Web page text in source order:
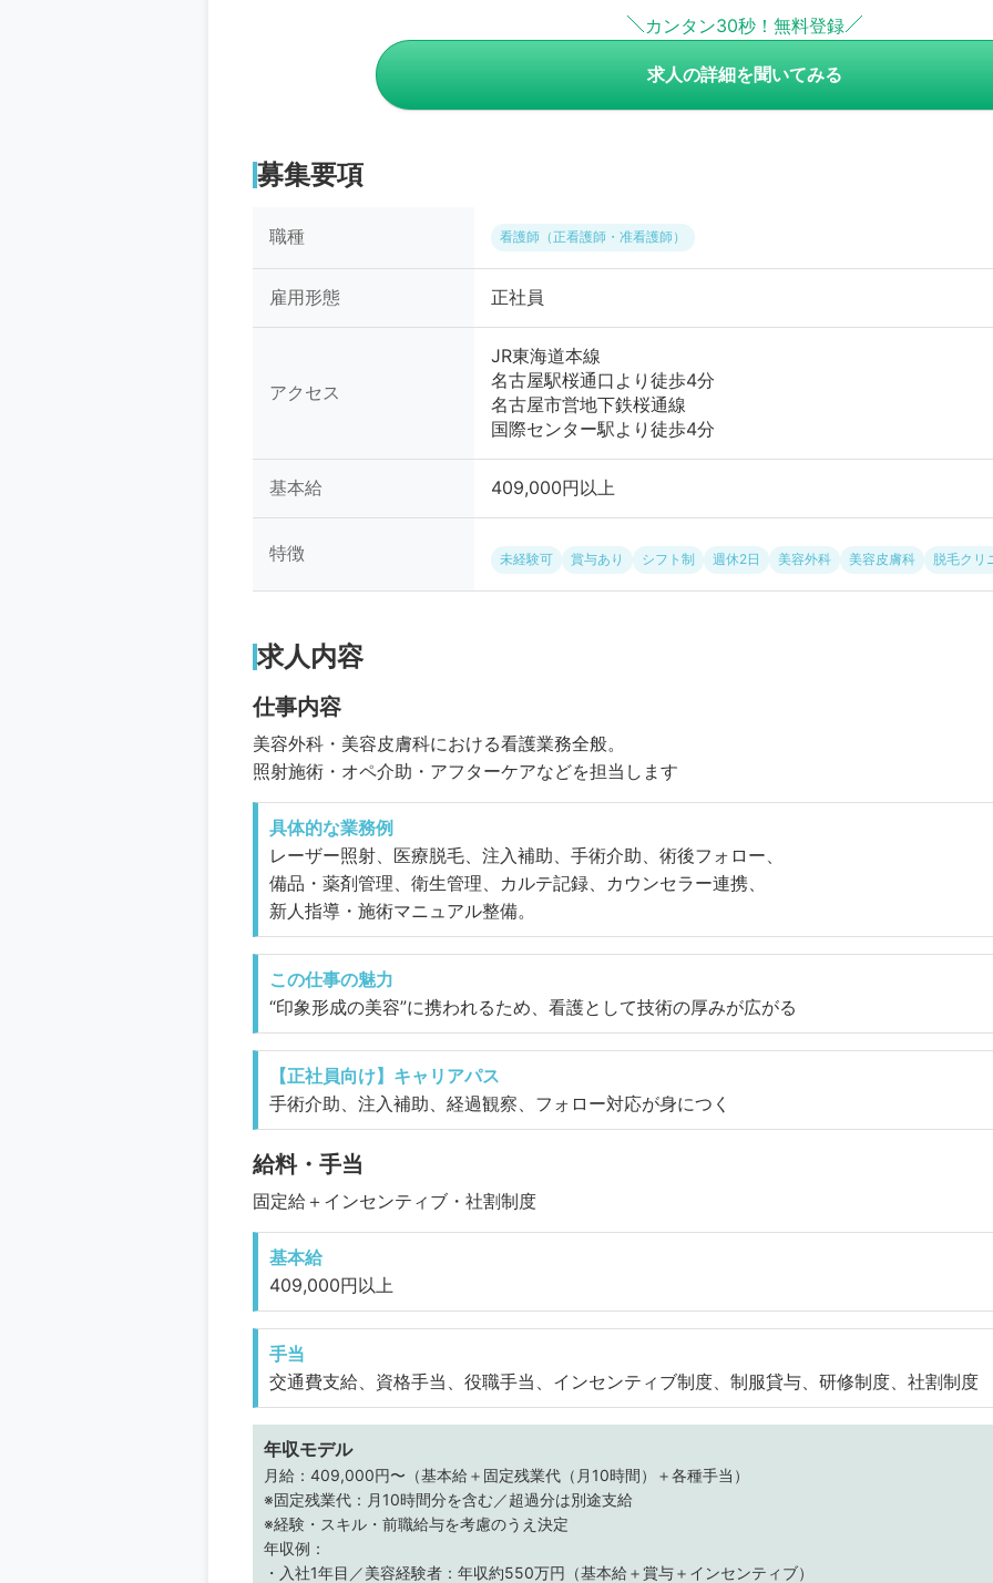
カンタン30秒！無料登録
求人の詳細を聞いてみる
募集要項
職種 看護師（正看護師・准看護師）
雇用形態 正社員
アクセス
JR東海道本線
名古屋駅桜通口より徒歩4分
名古屋市営地下鉄桜通線
国際センター駅より徒歩4分
基本給 409,000円以上
特徴 未経験可 賞与あり シフト制 週休2日 美容外科 美容皮膚科 脱毛クリ
求人内容
仕事内容
美容外科・美容皮膚科における看護業務全般。
照射施術・オペ介助・アフターケアなどを担当します
具体的な業務例
レーザー照射、医療脱毛、注入補助、手術介助、術後フォロー、
備品・薬剤管理、衛生管理、カルテ記録、カウンセラー連携、
新人指導・施術マニュアル整備。
この仕事の魅力
“印象形成の美容”に携われるため、看護として技術の厚みが広がる
【正社員向け】キャリアパス
手術介助、注入補助、経過観察、フォロー対応が身につく
給料・手当
固定給＋インセンティブ・社割制度
基本給
409,000円以上
手当
交通費支給、資格手当、役職手当、インセンティブ制度、制服貸与、研修制度、社割制度
年収モデル
月給：409,000円〜（基本給＋固定残業代（月10時間）＋各種手当）
※固定残業代：月10時間分を含む／超過分は別途支給
※経験・スキル・前職給与を考慮のうえ決定
年収例：
・入社1年目／美容経験者：年収約550万円（基本給＋賞与＋インセンティブ）